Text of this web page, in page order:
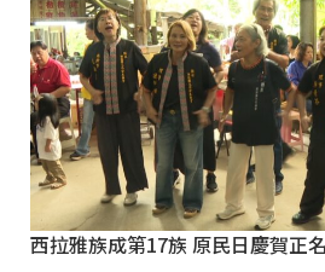
西拉雅族成第17族 原民日慶賀正